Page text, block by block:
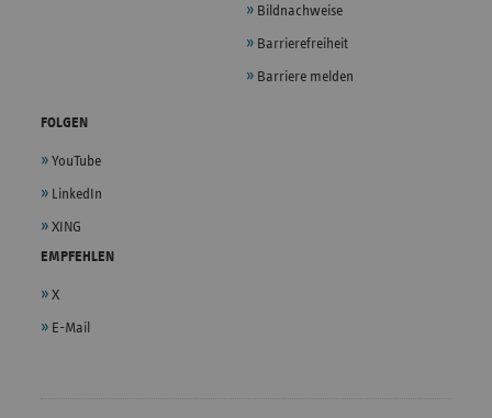
Bildnachweise
Barrierefreiheit
Barriere melden
FOLGEN
YouTube
LinkedIn
XING
EMPFEHLEN
X
E-Mail